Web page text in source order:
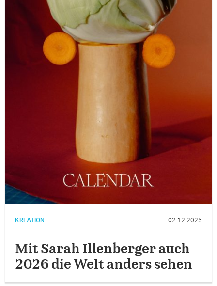
KREATION 02.12.2025
Mit Sarah Illenberger auch
2026 die Welt anders sehen